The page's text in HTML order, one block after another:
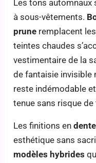
Les tons automnaux
à sous-vêtements.
prune remplacent
teintes chaudes
vestimentaire de la
de fantaisie invisible
reste indémodable
tenue sans risque
Les finitions en
esthétique sans
modèles hybrides